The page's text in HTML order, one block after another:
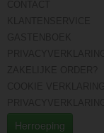
Herroeping